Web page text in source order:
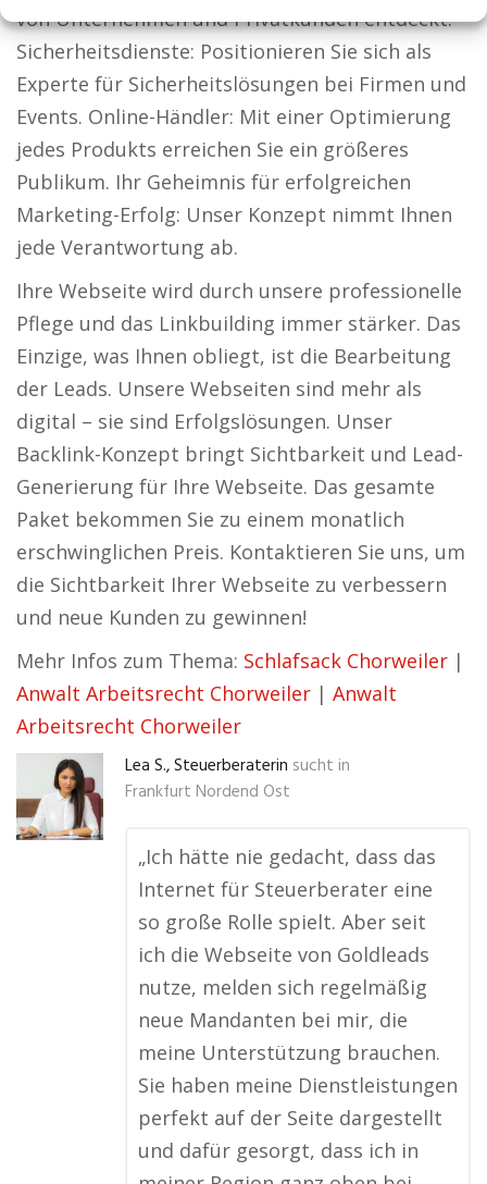
von Unternehmen und Privatkunden entdeckt.
Sicherheitsdienste: Positionieren Sie sich als
Experte für Sicherheitslösungen bei Firmen und
Events. Online-Händler: Mit einer Optimierung
jedes Produkts erreichen Sie ein größeres
Publikum. Ihr Geheimnis für erfolgreichen
Marketing-Erfolg: Unser Konzept nimmt Ihnen
jede Verantwortung ab.
Ihre Webseite wird durch unsere professionelle
Pflege und das Linkbuilding immer stärker. Das
Einzige, was Ihnen obliegt, ist die Bearbeitung
der Leads. Unsere Webseiten sind mehr als
digital – sie sind Erfolgslösungen. Unser
Backlink-Konzept bringt Sichtbarkeit und Lead-
Generierung für Ihre Webseite. Das gesamte
Paket bekommen Sie zu einem monatlich
erschwinglichen Preis. Kontaktieren Sie uns, um
die Sichtbarkeit Ihrer Webseite zu verbessern
und neue Kunden zu gewinnen!
Mehr Infos zum Thema: Schlafsack Chorweiler |
Anwalt Arbeitsrecht Chorweiler | Anwalt
Arbeitsrecht Chorweiler
Lea S., Steuerberaterin sucht in
Frankfurt Nordend Ost
„Ich hätte nie gedacht, dass das
Internet für Steuerberater eine
so große Rolle spielt. Aber seit
ich die Webseite von Goldleads
nutze, melden sich regelmäßig
neue Mandanten bei mir, die
meine Unterstützung brauchen.
Sie haben meine Dienstleistungen
perfekt auf der Seite dargestellt
und dafür gesorgt, dass ich in